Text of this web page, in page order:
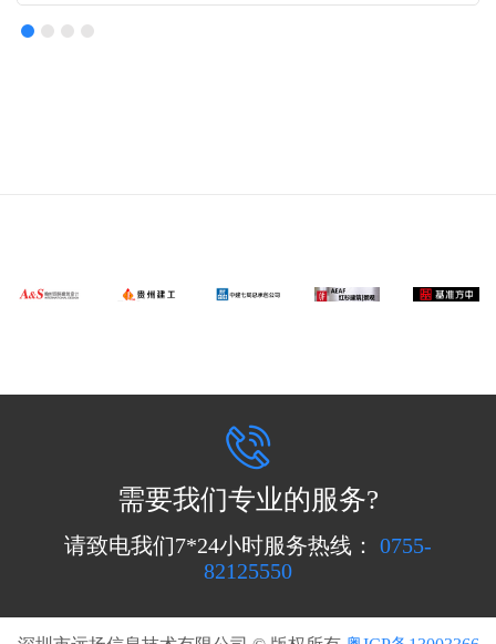
需要我们专业的服务?
请致电我们7*24小时服务热线： 0755-
82125550